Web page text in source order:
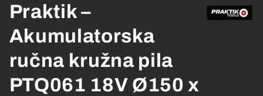
Praktik –
Akumulatorska
ručna kružna pila
PTQ061 18V Ø150 x